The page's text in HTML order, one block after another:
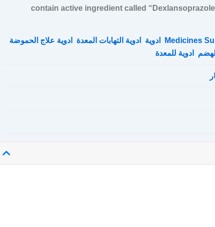
contain active ingredient called
Medicines ادوية ادوية التهابات المعدة
ادوية علاج الحموضة
ادوية للمعدة